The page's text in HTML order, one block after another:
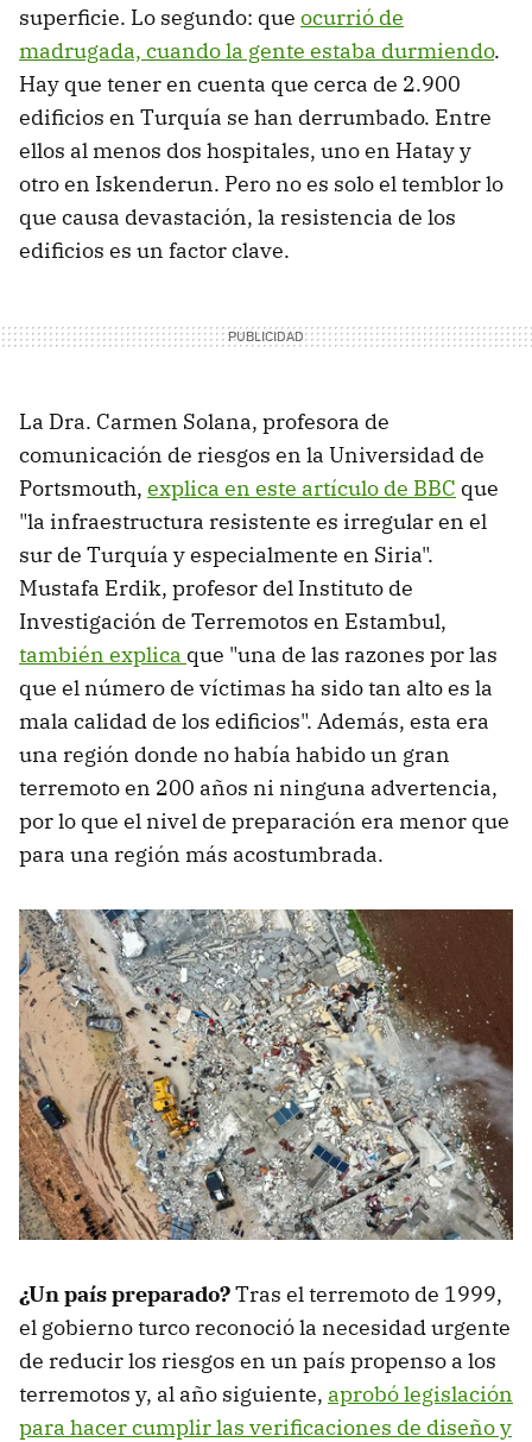
superficie. Lo segundo: que ocurrió de
madrugada, cuando la gente estaba durmiendo.
Hay que tener en cuenta que cerca de 2.900
edificios en Turquía se han derrumbado. Entre
ellos al menos dos hospitales, uno en Hatay y
otro en Iskenderun. Pero no es solo el temblor lo
que causa devastación, la resistencia de los
edificios es un factor clave.
La Dra. Carmen Solana, profesora de
comunicación de riesgos en la Universidad de
Portsmouth, explica en este artículo de BBC que
"la infraestructura resistente es irregular en el
sur de Turquía y especialmente en Siria".
Mustafa Erdik, profesor del Instituto de
Investigación de Terremotos en Estambul,
también explica que "una de las razones por las
que el número de víctimas ha sido tan alto es la
mala calidad de los edificios". Además, esta era
una región donde no había habido un gran
terremoto en 200 años ni ninguna advertencia,
por lo que el nivel de preparación era menor que
para una región más acostumbrada.
¿Un país preparado?Tras el terremoto de 1999,
el gobierno turco reconoció la necesidad urgente
de reducir los riesgos en un país propenso a los
terremotos y, al año siguiente, aprobó legislación
para hacer cumplir las verificaciones de diseño y